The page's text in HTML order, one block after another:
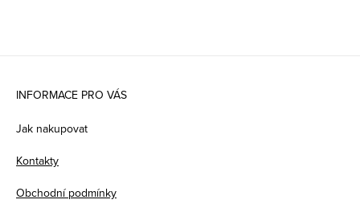
INFORMACE PRO VÁS
Jak nakupovat
Kontakty
Obchodní podmínky